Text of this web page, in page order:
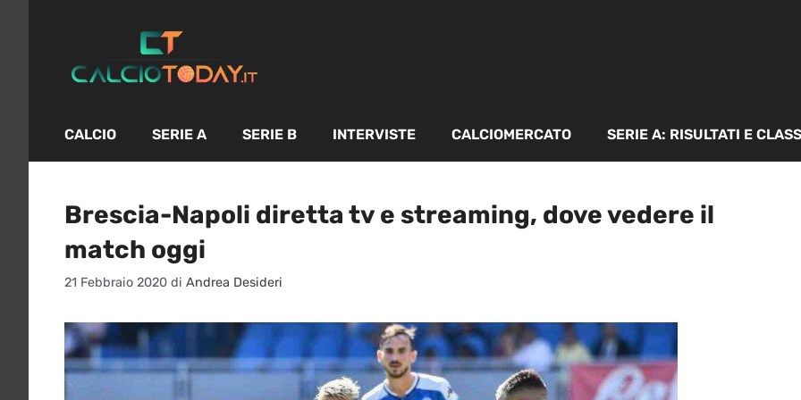
contenuto
CALCIO SERIE A SERIE B INTERVISTE CALCIOMERCATO SERIE A: RISULTATI E
Brescia-Napoli diretta tv e streaming, dove vedere il
match oggi
21 Febbraio 2020 di Andrea Desideri